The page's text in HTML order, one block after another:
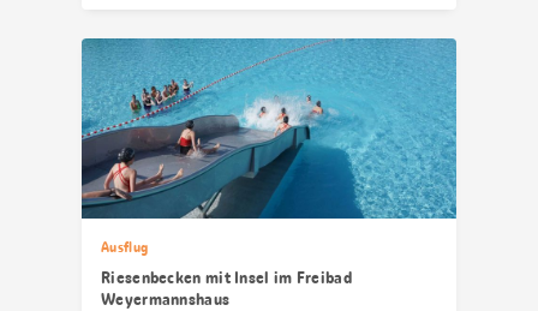
Ausflug
Riesenbecken mit Insel im Freibad
Weyermannshaus